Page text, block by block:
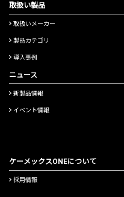
取扱い製品
取扱いメーカー
製品カテゴリ
導入事例
ニュース
新製品情報
イベント情報
ケーメックスONEについて
採用情報